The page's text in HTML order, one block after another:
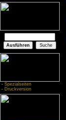
- Spezialseiten
- Druckversion